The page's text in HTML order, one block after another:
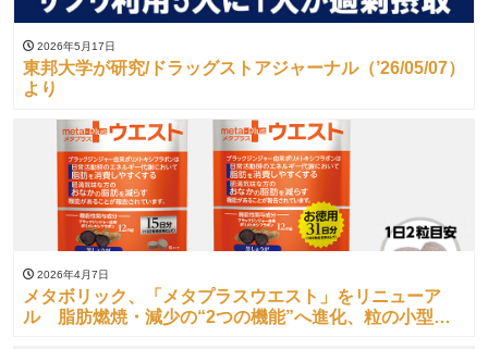
2026年5月17日
東邦大学が研究/ドラッグストアジャーナル（’26/05/07）
より
2026年4月7日
メタボリック、「メタプラスウエスト」をリニューア
ル 脂肪燃焼・減少の“2つの機能”へ進化、粒の小型化